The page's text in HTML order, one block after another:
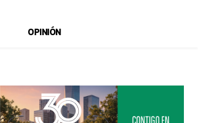
OPINIÓN